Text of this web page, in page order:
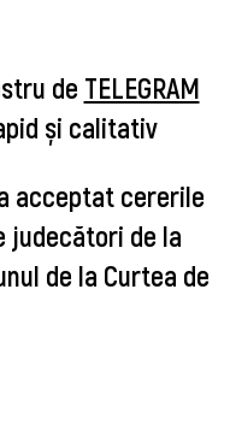
de TELEGRAM
și calitativ
acceptat cererile
judecători de la
de la Curtea de